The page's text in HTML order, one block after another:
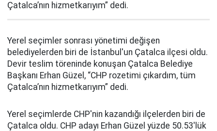
Çatalca’nın hizmetkarıyım” dedi.
Yerel seçimler sonrası yönetimi değişen
belediyelerden biri de İstanbul'un Çatalca ilçesi oldu.
Devir teslim töreninde konuşan Çatalca Belediye
Başkanı Erhan Güzel, “CHP rozetimi çıkardım, tüm
Çatalca’nın hizmetkarıyım” dedi.
Yerel seçimlerde CHP'nin kazandığı ilçelerden biri de
Çatalca oldu. CHP adayı Erhan Güzel yüzde 50.53'lük